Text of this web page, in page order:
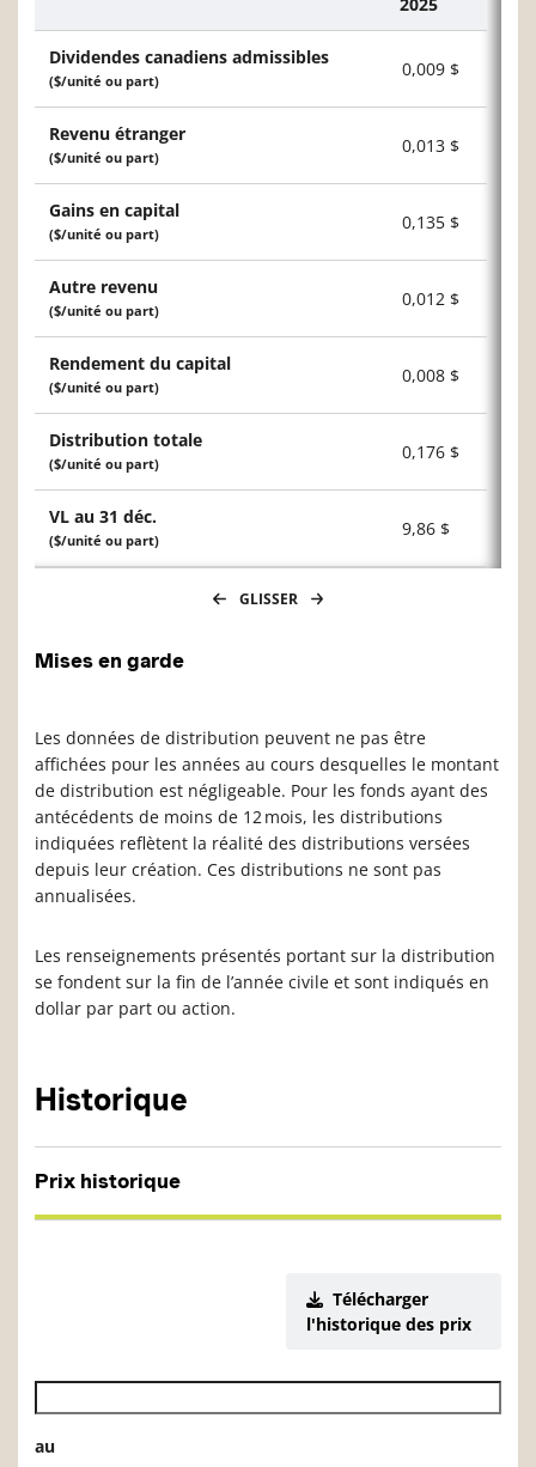
Dividendes canadiens admissibles
($/unité ou part)
0,009 $
Revenu étranger
($/unité ou part)
0,013 $
Gains en capital
($/unité ou part)
0,135 $
Autre revenu
($/unité ou part)
0,012 $
Rendement du capital
($/unité ou part)
0,008 $
Distribution totale
($/unité ou part)
0,176 $
VL au 31 déc.
($/unité ou part)
9,86 $
GLISSER
Mises en garde
Les données de distribution peuvent ne pas être
affichées pour les années au cours desquelles le montant
de distribution est négligeable. Pour les fonds ayant des
antécédents de moins de 12 mois, les distributions
indiquées reflètent la réalité des distributions versées
depuis leur création. Ces distributions ne sont pas
annualisées.
Les renseignements présentés portant sur la distribution
se fondent sur la fin de l’année civile et sont indiqués en
dollar par part ou action.
Historique
Prix historique
Télécharger
l'historique des prix
Date de début de l’historique des VL
au